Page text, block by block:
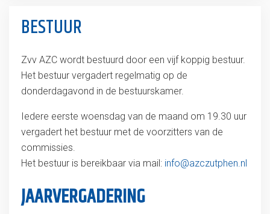
BESTUUR
Zvv AZC wordt bestuurd door een vijf koppig bestuur.
Het bestuur vergadert regelmatig op de
donderdagavond in de bestuurskamer.
Iedere eerste woensdag van de maand om 19.30 uur
vergadert het bestuur met de voorzitters van de
commissies.
Het bestuur is bereikbaar via mail:info@azczutphen.nl
JAARVERGADERING